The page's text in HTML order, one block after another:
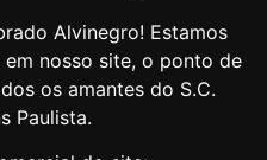
Alvinegro! Estamos
nosso site, o ponto de
os amantes do S.C.
Paulista.